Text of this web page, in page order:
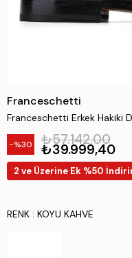
Franceschetti
Franceschetti Erkek Hakiki
30 ₺57.142,00
₺39.999,40
2 ve Üzerine Ek %50
RENK : KOYU KAHVE